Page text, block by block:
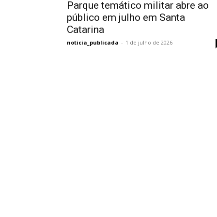
Parque temático militar abre ao
público em julho em Santa
Catarina
noticia_publicada - 1 de julho de 2026